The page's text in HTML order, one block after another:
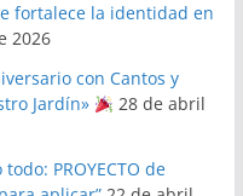
fortalece la identidad en
2026
con Cantos y
Jardín»
28 de abril
PROYECTO de